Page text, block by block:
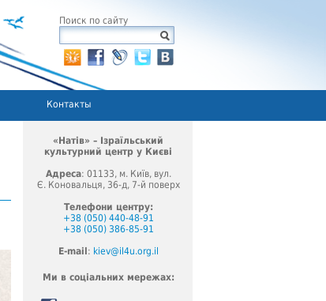
Поиск по сайту
Контакты
«Натів» – Ізраїльський
культурний центр у Києві
Адреса: 01133, м. Київ, вул.
Є. Коновальця, 36-д, 7-й поверх
Телефони центру:
+38 (050) 440-48-91
+38 (050) 386-85-91
E-mail : kiev@il4u.org.il
Ми в соціальних мережах: